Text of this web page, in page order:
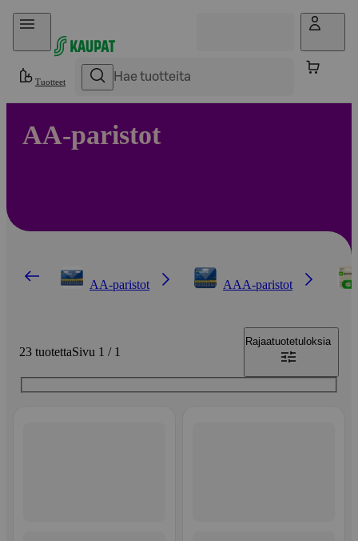
Hyppää sisältöön
Tuotteet
AA-paristot
AA-paristot AAA-paristot
23 tuotettaSivu 1 / 1
Rajaatuotetuloksia